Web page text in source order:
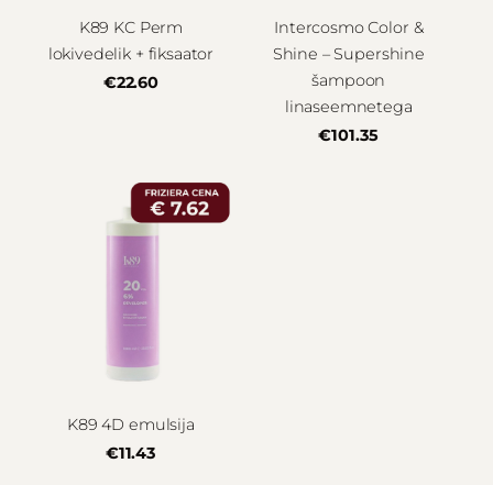
K89 KC Perm
lokivedelik + fiksaator
€22.60
Intercosmo Color &
Shine – Supershine
šampoon
linaseemnetega
€101.35
K89 4D emulsija
€11.43